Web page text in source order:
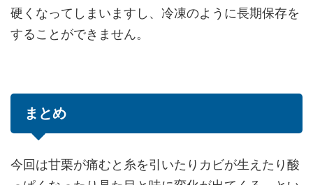
硬くなってしまいますし、冷凍のように長期保存を
することができません。
まとめ
今回は甘栗が痛むと糸を引いたりカビが生えたり酸